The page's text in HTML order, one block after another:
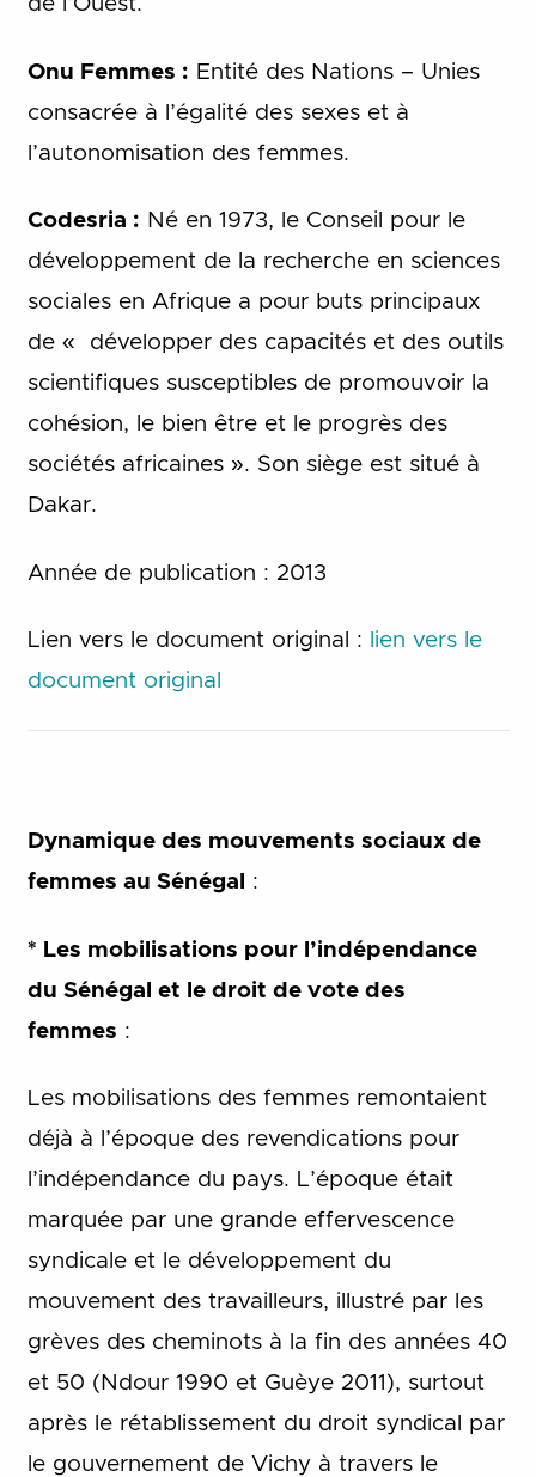
Onu Femmes : Entité des Nations – Unies
consacrée à l’égalité des sexes et à
l’autonomisation des femmes.
Codesria : Né en 1973, le Conseil pour le
développement de la recherche en sciences
sociales en Afrique a pour buts principaux
de « développer des capacités et des outils
scientifiques susceptibles de promouvoir la
cohésion, le bien être et le progrès des
sociétés africaines ». Son siège est situé à
Dakar.
Année de publication : 2013
Lien vers le document original :
lien vers le
document original
Dynamique des mouvements sociaux de
femmes au Sénégal
:
* Les mobilisations pour l’indépendance
du Sénégal et le droit de vote des
femmes :
Les mobilisations des femmes remontaient
déjà à l’époque des revendications pour
l’indépendance du pays. L’époque était
marquée par une grande effervescence
syndicale et le développement du
mouvement des travailleurs, illustré par les
grèves des cheminots à la fin des années 40
et 50 (Ndour 1990 et Guèye 2011), surtout
après le rétablissement du droit syndical par
le gouvernement de Vichy à travers le